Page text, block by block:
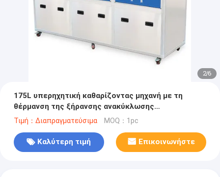
2/6
175L υπερηχητική καθαρίζοντας μηχανή με τη
θέρμανση της ξήρανσης ανακύκλωσης
φιλτραρίσματος ξεπλύματος
Τιμή：Διαπραγματεύσιμα MOQ：1pc
Καλύτερη τιμή Επικοινωνήστε